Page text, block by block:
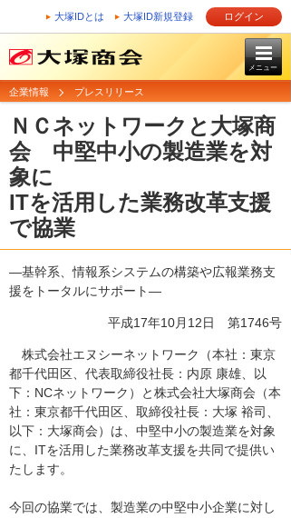
大塚IDとは 大塚ID新規登録 ログイン
メニュー
企業情報 プレスリリース
ＮＣネットワークと大塚商
会 中堅中小の製造業を対
象に
ITを活用した業務改革支援
で協業
―基幹系、情報系システムの構築や広報業務支
援をトータルにサポート―
平成17年10月12日 第1746号
株式会社エヌシーネットワーク（本社：東京
都千代田区、代表取締役社長：内原 康雄、以
下：NCネットワーク）と株式会社大塚商会（本
社：東京都千代田区、取締役社長：大塚 裕司、
以下：大塚商会）は、中堅中小の製造業を対象
に、ITを活用した業務改革支援を共同で提供い
たします。
今回の協業では、製造業の中堅中小企業に対し